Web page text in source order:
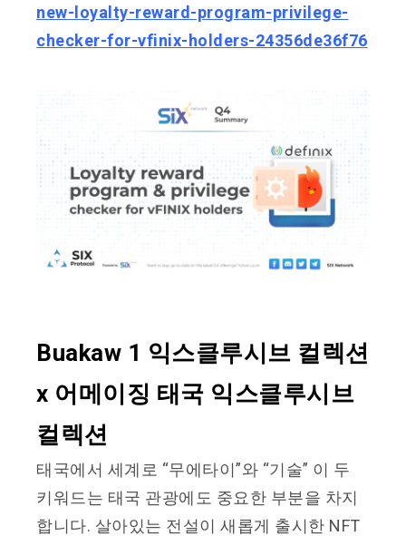
new-loyalty-reward-program-privilege-
checker-for-vfinix-holders-24356de36f76
Buakaw 1 익스클루시브 컬렉션
x 어메이징 태국 익스클루시브
컬렉션
태국에서 세계로 “무에타이”와 “기술” 이 두
키워드는 태국 관광에도 중요한 부분을 차지
합니다. 살아있는 전설이 새롭게 출시한 NFT